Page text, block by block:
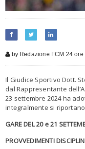
by Redazione FCM 24 ore
Il Giudice Sportivo Dott.
dal Rappresentante
23 settembre 2024 ha
integralmente si
GARE DEL 20 e 21
PROVVEDIMENTI